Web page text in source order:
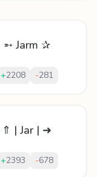
➵ Jarm ✰
+2208 -281
⇑ | Jar | ➜
+2393 -678